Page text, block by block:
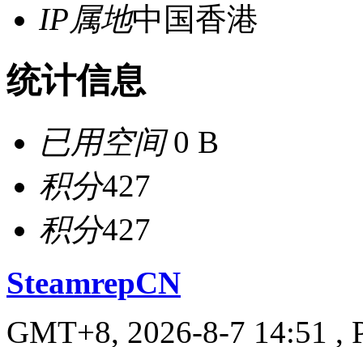
IP属地中国香港
统计信息
已用空间0 B
积分427
积分427
SteamrepCN
GMT+8, 2026-8-7 14:51 ,